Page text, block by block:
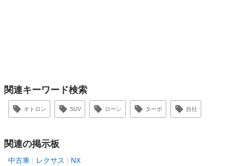
関連キーワード検索
オトロン SUV ローン ターボ 自社
関連の掲示板
中古車 レクサス NX